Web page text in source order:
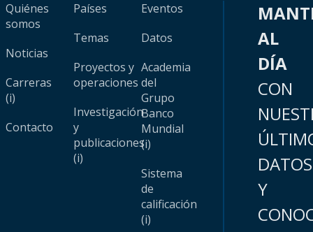
Quiénes
somos
Noticias
Carreras
(i)
Contacto
Países
Temas
Proyectos y
operaciones
Investigación
y
publicaciones
(i)
Eventos
Datos
Academia
del
Grupo
Banco
Mundial
(i)
Sistema
de
calificación
(i)
AL
DÍA
CON
DATOS
Y